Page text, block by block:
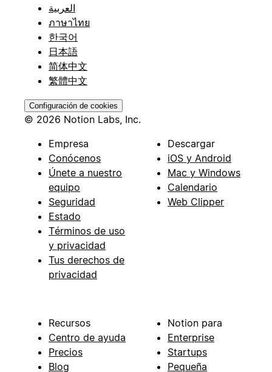
العربية
ภาษาไทย
한국어
日本語
简体中文
繁體中文
Configuración de cookies
© 2026 Notion Labs, Inc.
Empresa
Conócenos
Únete a nuestro
equipo
Seguridad
Estado
Términos de uso
y privacidad
Tus derechos de
privacidad
Descargar
iOS y Android
Mac y Windows
Calendario
Web Clipper
Recursos
Centro de ayuda
Precios
Blog
Notion para
Enterprise
Startups
Pequeña